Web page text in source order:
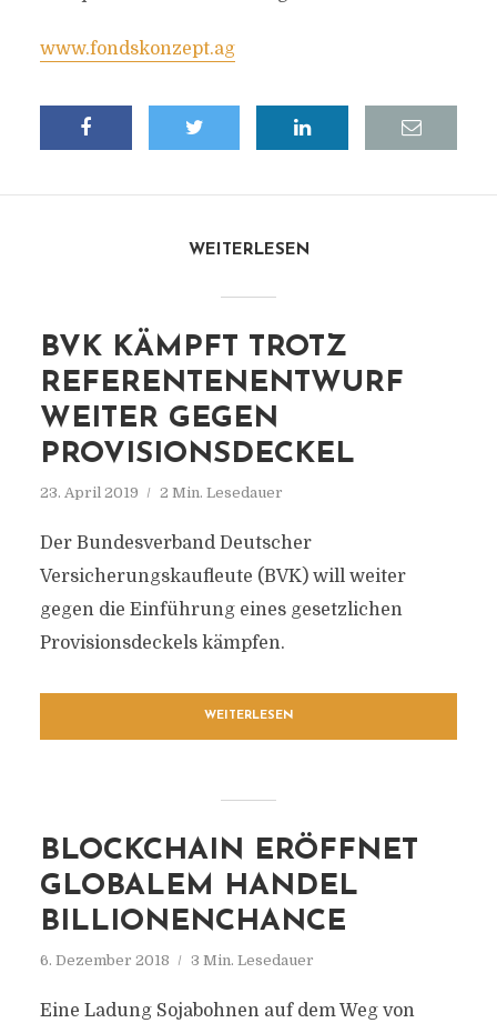
www.fondskonzept.ag
WEITERLESEN
BVK KÄMPFT TROTZ
REFERENTENENTWURF
WEITER GEGEN
PROVISIONSDECKEL
23. April 2019 2 Min. Lesedauer
Der Bundesverband Deutscher
Versicherungskaufleute (BVK) will weiter
gegen die Einführung eines gesetzlichen
Provisionsdeckels kämpfen.
WEITERLESEN
BLOCKCHAIN ERÖFFNET
GLOBALEM HANDEL
BILLIONENCHANCE
6. Dezember 2018 3 Min. Lesedauer
Eine Ladung Sojabohnen auf dem Weg von